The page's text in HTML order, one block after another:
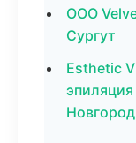
ООО
Сургут
Esthetic
Новгород